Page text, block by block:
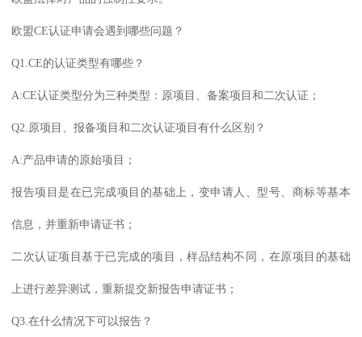
欧盟CE认证申请会遇到哪些问题？
Q1.CE的认证类型有哪些？
A:CE认证类型分为三种类型：原项目、备案项目和二次认证；
Q2.原项目、报备项目和二次认证项目有什么区别？
A:产品申请的原始项目；
报告项目是在已完成项目的基础上，变申请人、型号、商标等基本
信息，并重新申请证书；
二次认证项目基于已完成的项目，样品结构不同，在原项目的基础
上进行差异测试，重新提交新报告申请证书；
Q3.在什么情况下可以报告？